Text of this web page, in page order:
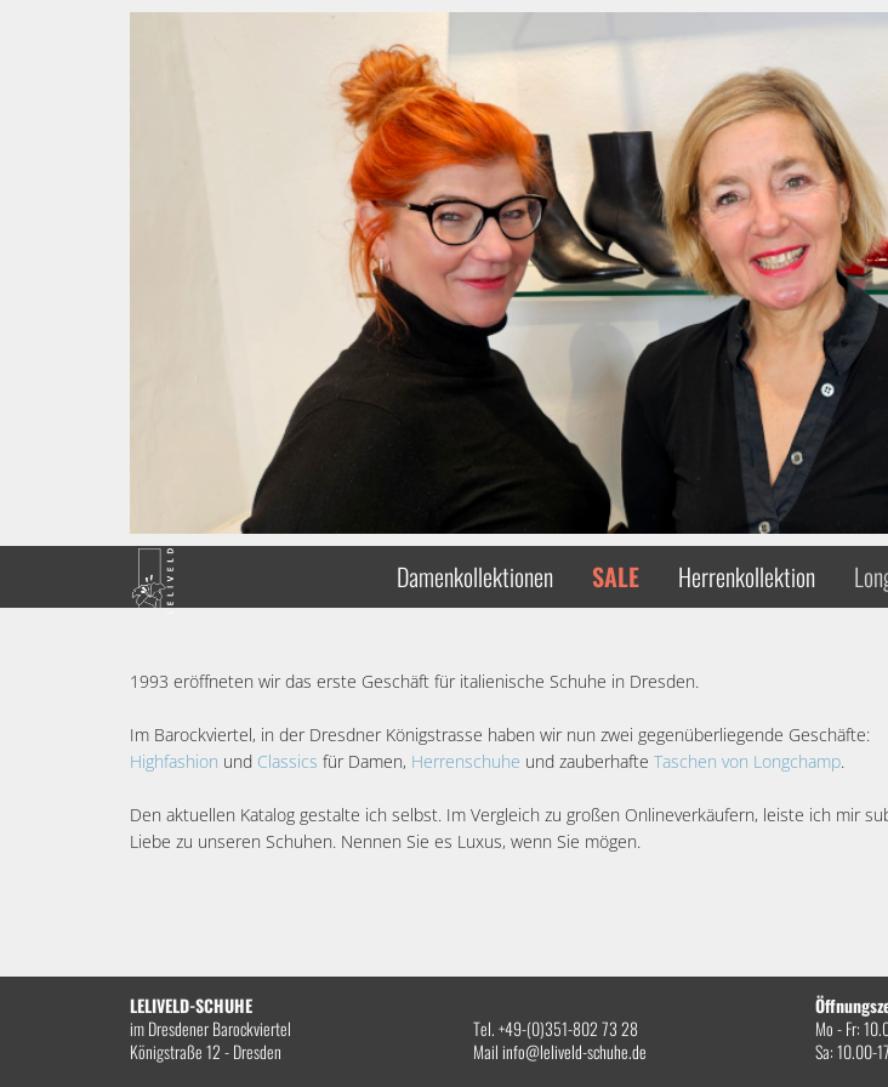
Damenkollektionen SALE Herrenkollektion
1993 eröffneten wir das erste Geschäft für italienische Schuhe in Dresden.
Im Barockviertel, in der Dresdner Königstrasse haben wir nun zwei gegenüberliegende Geschäfte:
Highfashion und Classics für Damen, Herrenschuhe und zauberhafte Taschen von Longchamp.
Den aktuellen Katalog gestalte ich selbst. Im Vergleich zu großen Onlineverkäufern, leiste ich mir
Liebe zu unseren Schuhen. Nennen Sie es Luxus, wenn Sie mögen.
LELIVELD-SCHUHE
im Dresdener Barockviertel
Königstraße 12 - Dresden
Tel. +49-(0)351-802 73 28
Mail info@leliveld-schuhe.de
Mo - Fr:
Sa: 10.00-